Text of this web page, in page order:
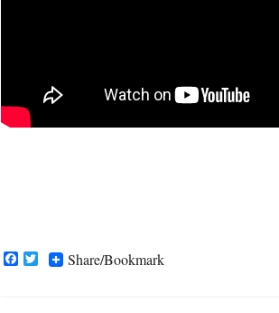
Facebook
TwitterShare/Bookmark